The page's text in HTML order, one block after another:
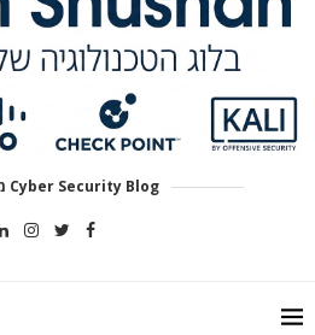
Cyber Security Blog משנת 2013